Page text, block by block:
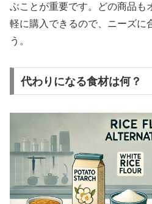
ぶことが重要です。どの商品も
軽に購入できるので、ニーズに
う。
代わりになる食材は何？